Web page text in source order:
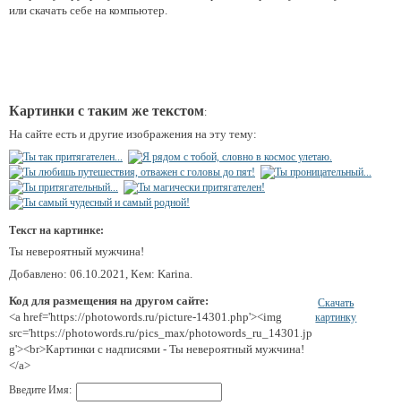
или скачать себе на компьютер.
Картинки с таким же текстом:
На сайте есть и другие изображения на эту тему:
Текст на картинке:
Ты невероятный мужчина!
Добавлено: 06.10.2021, Кем: Karina.
Код для размещения на другом сайте:
<a href='https://photowords.ru/picture-14301.php'><img
src='https://photowords.ru/pics_max/photowords_ru_14301.jp
g'><br>Картинки с надписями - Ты невероятный мужчина!
</a>
Скачать
картинку
Введите Имя: